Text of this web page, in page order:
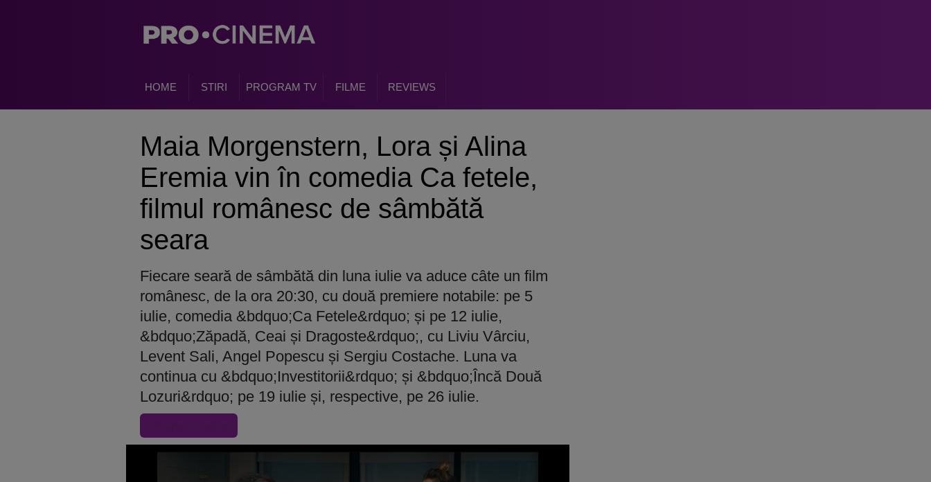
HOME STIRI PROGRAM TV FILME REVIEWS
Maia Morgenstern, Lora și Alina
Eremia vin în comedia Ca fetele,
filmul românesc de sâmbătă
seara
Fiecare seară de sâmbătă din luna iulie va aduce câte un film
românesc, de la ora 20:30, cu două premiere notabile: pe 5
iulie, comedia &bdquo;Ca Fetele&rdquo; și pe 12 iulie,
&bdquo;Zăpadă, Ceai și Dragoste&rdquo;, cu Liviu Vârciu,
Levent Sali, Angel Popescu și Sergiu Costache. Luna va
continua cu &bdquo;Investitorii&rdquo; și &bdquo;Încă Două
Lozuri&rdquo; pe 19 iulie și, respective, pe 26 iulie.